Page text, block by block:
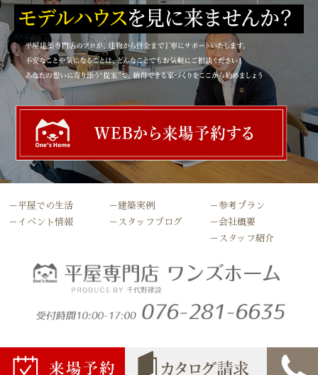
－平屋での生活
－イベント情報
－建築実例
－スタッフブログ
－参考プラン
－会社概要
－スタッフ紹介